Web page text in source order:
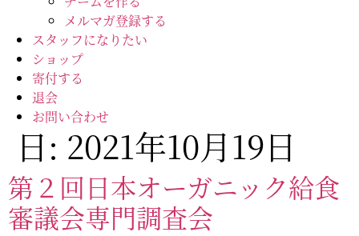
メルマガ登録する
スタッフになりたい
ショップ
寄付する
退会
お問い合わせ
日: 2021年10月19日
第２回日本オーガニック給食
審議会専門調査会